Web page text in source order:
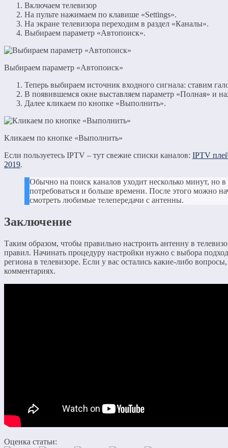
Включаем телевизор
На пульте нажимаем по клавише «Settings».
На экране телевизора переходим в раздел «Каналы».
Выбираем параметр «Автопоиск».
Выбираем параметр «Автопоиск»
Теперь выбираем источник входного сигнала: ставим
В появившемся окне выставляем параметр «Полная» и
Далее кликаем по кнопке «Выполнить».
Кликаем по кнопке «Выполнить»
Если пользуетесь IPTV – тут свежие списки каналов: IPTV
2019.
Обычно на поиск каналов уходит несколько минут, но
потребоваться и больше времени. После этого можно
смотреть любимые телепередачи с антенны.
Заключение
Таким образом, чтобы правильно настроить антенну в
правил. Начинать процедуру настройки нужно с выбора
региона в телевизоре. Если у вас остались какие-либо
комментариях.
Оценка статьи: